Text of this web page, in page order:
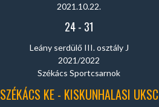
2021.10.22.
24- 31
Leány serdülő III. osztály J
2021/2022
Székács Sportcsarnok
SZÉKÁCS KE - KISKUNHALASI UKSC